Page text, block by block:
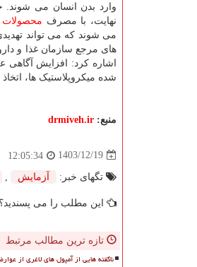
وارد بدن انسان می شوند.
نهایت، با مصرف محصولات
می شوند که می تواند
های مرجع سازمان غذا و
اشاره کرد: افزایش
شده میکروپلاستیک ها،
منبع: drmiveh.ir
1403/12/19
12:05:34
تگهای خبر: آزمایش
این مطلب را می پسندید؟
تازه ترین مطالب مرتبط
ناگفته هایی از آمپول های لاغری از